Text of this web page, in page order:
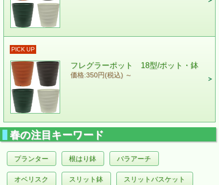
PICK UP
フレグラーポット 18型/ポット・鉢
価格:350円(税込) ～
春の注目キーワード
プランター 根はり鉢 バラアーチ
オベリスク スリット鉢 スリットバスケット